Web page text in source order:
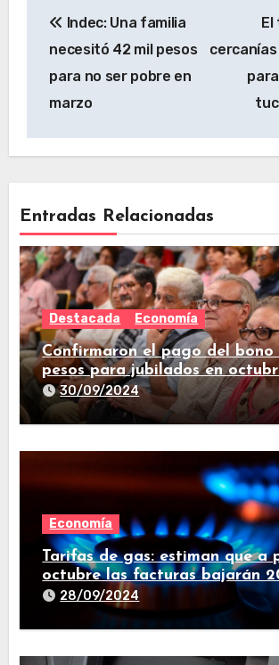
Indec: Una familia
necesitó 42 mil pesos
para no ser pobre en
marzo
El
Entradas Relacionadas
Destacada Economía
Confirmaron el pago del bono
pesos para jubilados en
30/09/2024
Economía
Tarifas de gas: estiman que a
octubre las facturas bajarán
promedio
28/09/2024